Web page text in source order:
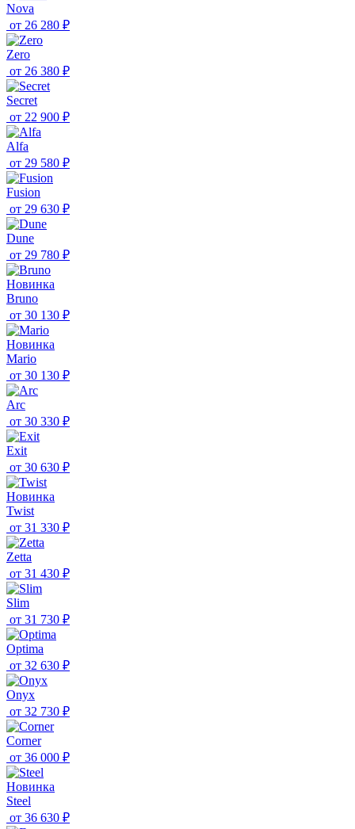
Nova
от 26 280 ₽
Zero
от 26 380 ₽
Secret
от 22 900 ₽
Alfa
от 29 580 ₽
Fusion
от 29 630 ₽
Dune
от 29 780 ₽
Новинка
Bruno
от 30 130 ₽
Новинка
Mario
от 30 130 ₽
Arc
от 30 330 ₽
Exit
от 30 630 ₽
Новинка
Twist
от 31 330 ₽
Zetta
от 31 430 ₽
Slim
от 31 730 ₽
Optima
от 32 630 ₽
Onyx
от 32 730 ₽
Corner
от 36 000 ₽
Новинка
Steel
от 36 630 ₽